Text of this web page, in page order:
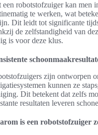
een robotstofzuiger kan men
te werken, wat
Dit leidt tot significante
de zelfstandigheid van
is voor deze klus.
zijn ontworpen
kunnen ze
Dit betekent dat zelfs
resultaten leveren
is een robotstofzuiger